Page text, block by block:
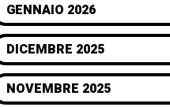
GENNAIO 2026
DICEMBRE 2025
NOVEMBRE 2025